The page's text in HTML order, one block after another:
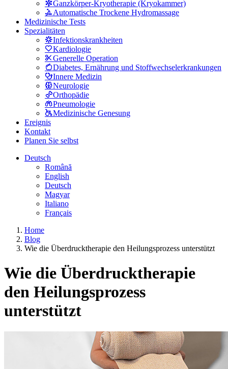
Ganzkörper-Kryotherapie (Kryokammer)
Automatische Trockene Hydromassage
Medizinische Tests
Spezialitäten
Infektionskrankheiten
Kardiologie
Generelle Operation
Diabetes, Ernährung und Stoffwechselerkrankungen
Innere Medizin
Neurologie
Orthopädie
Pneumologie
Medizinische Genesung
Ereignis
Kontakt
Planen Sie selbst
Deutsch
Română
English
Deutsch
Magyar
Italiano
Français
Home
Blog
Wie die Überdrucktherapie den Heilungsprozess unterstützt
Wie die Überdrucktherapie
den Heilungsprozess
unterstützt